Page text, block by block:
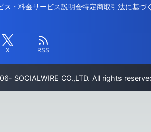
ス・料金サービス説明会特定商取引法に基づ
X RSS
SOCIALWIRE CO.,LTD. All rights